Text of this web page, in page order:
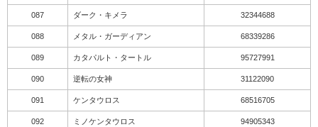
087 ダーク・キメラ 32344688
088 メタル・ガーディアン 68339286
089 カタパルト・タートル 95727991
090 逆転の女神 31122090
091 ケンタウロス 68516705
092 ミノケンタウロス 94905343